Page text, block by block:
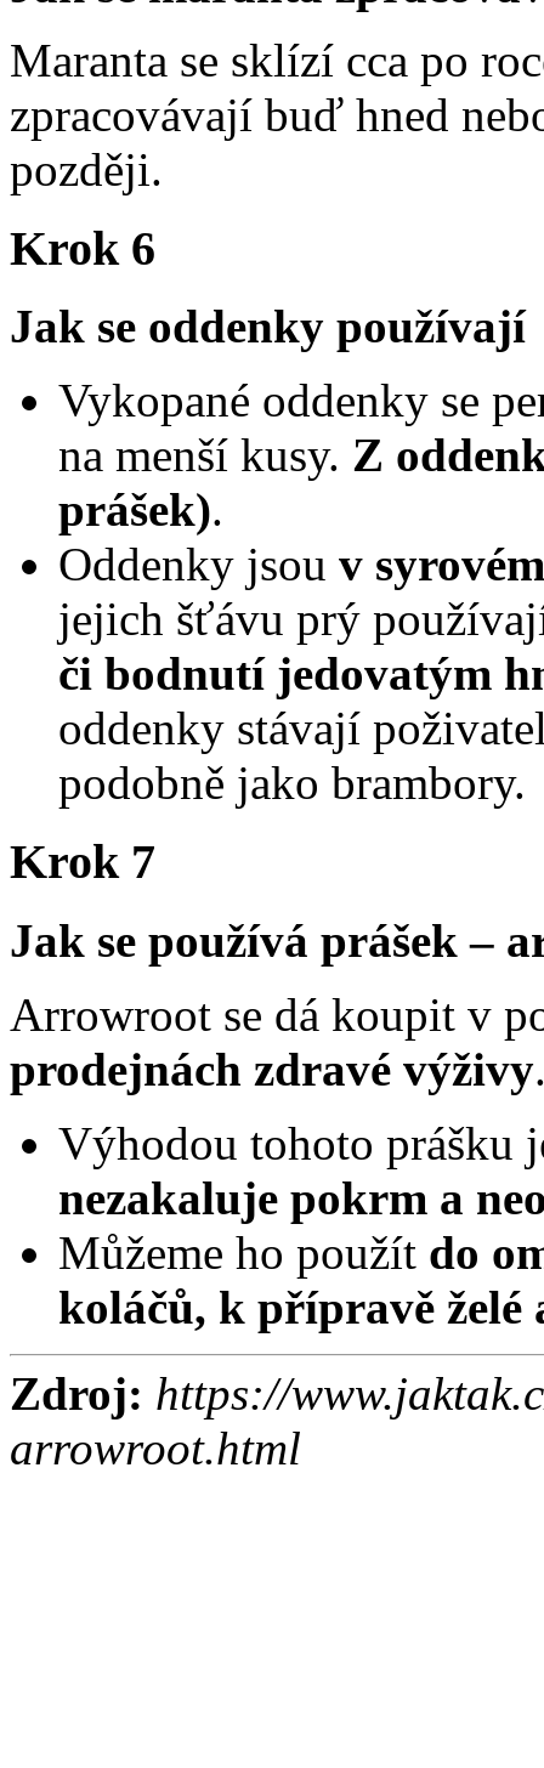
Maranta se sklízí cca po
zpracovávají buď hned
později.
Krok 6
Jak se oddenky používají
Vykopané oddenky se
na menší kusy. Z
prášek).
Oddenky jsou v
jejich šťávu prý
či bodnutí jedovatým
oddenky stávají
podobně jako brambory.
Krok 7
Jak se používá prášek –
Arrowroot se dá koupit v
prodejnách zdravé výživy
Výhodou tohoto prášku
nezakaluje pokrm a
Můžeme ho použít do
koláčů, k přípravě želé
Zdroj: https://
arrowroot.html